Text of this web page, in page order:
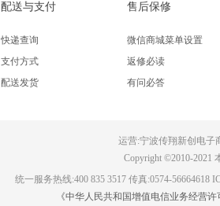
配送与支付
快递查询
支付方式
配送发货
售后保修
微信商城菜单设置
返修必读
有问必答
运营:宁波传翔新创电子
Copyright ©2010-2021
统一服务热线:400 835 3517 传真:0574-56664618
《中华人民共和国增值电信业务经营